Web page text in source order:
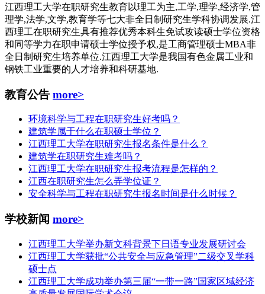
江西理工大学在职研究生教育以理工为主,工学,理学,经济学,管
理学,法学,文学,教育学等七大非全日制研究生学科协调发展.江
西理工在职研究生具有推荐优秀本科生免试攻读硕士学位资格
和同等学力在职申请硕士学位授予权,是工商管理硕士MBA非
全日制研究生培养单位.江西理工大学是我国有色金属工业和
钢铁工业重要的人才培养和科研基地.
教育公告 more>
环境科学与工程在职研究生好考吗？
建筑学属于什么在职硕士学位？
江西理工大学在职研究生报名条件是什么？
建筑学在职研究生难考吗？
江西理工大学在职研究生报考流程是怎样的？
江西在职研究生怎么弄学位证？
安全科学与工程在职研究生报名时间是什么时候？
学校新闻 more>
江西理工大学举办新文科背景下日语专业发展研讨会
江西理工大学获批“公共安全与应急管理”二级交叉学科
硕士点
江西理工大学成功举办第三届“一带一路”国家区域经济